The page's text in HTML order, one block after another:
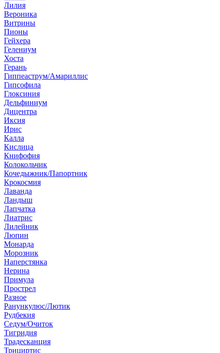
Лилия
Вероника
Витрины
Пионы
Гейхера
Гелениум
Хоста
Герань
Гиппеаструм/Амариллис
Гипсофила
Глоксиния
Дельфиниум
Дицентра
Иксия
Ирис
Калла
Кислица
Книфофия
Колокольчик
Кочедыжник/Папортник
Крокосмия
Лаванда
Ландыш
Лапчатка
Лиатрис
Лилейник
Люпин
Монарда
Морозник
Наперстянка
Нерина
Примула
Прострел
Разное
Ранункулюс/Лютик
Рудбекия
Седум/Очиток
Тигридия
Традесканция
Трициртис